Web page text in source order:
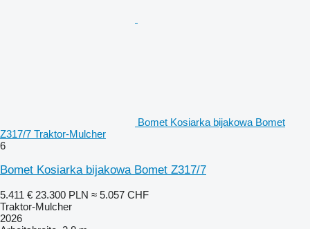
Bomet Kosiarka bijakowa Bomet
Z317/7 Traktor-Mulcher
6
Bomet Kosiarka bijakowa Bomet Z317/7
5.411 € 23.300 PLN ≈ 5.057 CHF
Traktor-Mulcher
2026